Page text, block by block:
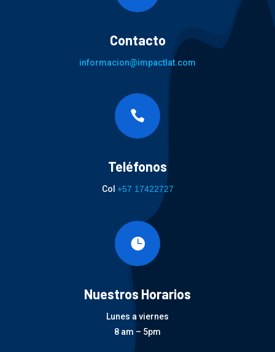
Contacto
informacion@impactlat.com

Teléfonos
Col +57 17422727

Nuestros Horarios
Lunes a viernes
8 am – 5pm